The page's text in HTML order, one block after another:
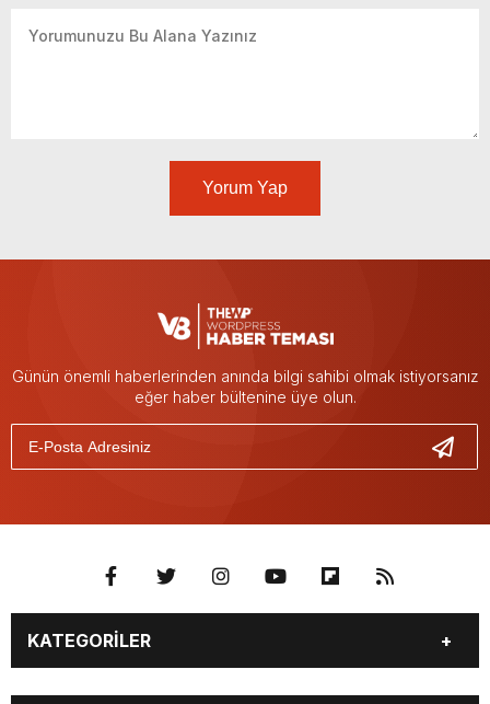
Yorum Yap
Günün önemli haberlerinden anında bilgi sahibi olmak istiyorsanız
eğer haber bültenine üye olun.
KATEGORİLER
BURÇLAR CANLI BORSA